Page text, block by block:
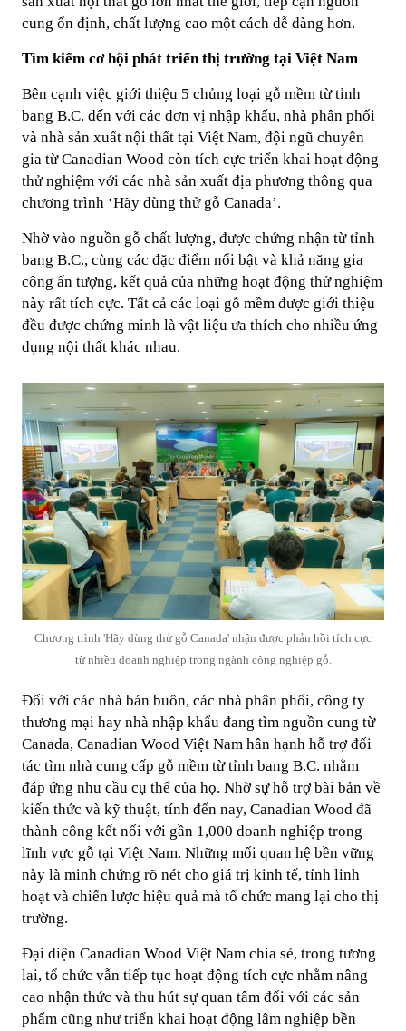
cung ổn định, chất lượng cao một cách dễ dàng hơn.
Tìm kiếm cơ hội phát triển thị trường tại Việt Nam
Bên cạnh việc giới thiệu 5 chủng loại gỗ mềm từ tỉnh
bang B.C. đến với các đơn vị nhập khẩu, nhà phân phối
và nhà sản xuất nội thất tại Việt Nam, đội ngũ chuyên
gia từ Canadian Wood còn tích cực triển khai hoạt động
thử nghiệm với các nhà sản xuất địa phương thông qua
chương trình ‘Hãy dùng thử gỗ Canada’.
Nhờ vào nguồn gỗ chất lượng, được chứng nhận từ tỉnh
bang B.C., cùng các đặc điểm nổi bật và khả năng gia
công ấn tượng, kết quả của những hoạt động thử nghiệm
này rất tích cực. Tất cả các loại gỗ mềm được giới thiệu
đều được chứng minh là vật liệu ưa thích cho nhiều ứng
dụng nội thất khác nhau.
Chương trình 'Hãy dùng thử gỗ Canada' nhận được phản hồi tích cực
từ nhiều doanh nghiệp trong ngành công nghiệp gỗ.
Đối với các nhà bán buôn, các nhà phân phối, công ty
thương mại hay nhà nhập khẩu đang tìm nguồn cung từ
Canada, Canadian Wood Việt Nam hân hạnh hỗ trợ đối
tác tìm nhà cung cấp gỗ mềm từ tỉnh bang B.C. nhằm
đáp ứng nhu cầu cụ thể của họ. Nhờ sự hỗ trợ bài bản về
kiến thức và kỹ thuật, tính đến nay, Canadian Wood đã
thành công kết nối với gần 1,000 doanh nghiệp trong
lĩnh vực gỗ tại Việt Nam. Những mối quan hệ bền vững
này là minh chứng rõ nét cho giá trị kinh tế, tính linh
hoạt và chiến lược hiệu quả mà tổ chức mang lại cho thị
trường.
Đại diện Canadian Wood Việt Nam chia sẻ, trong tương
lai, tổ chức vẫn tiếp tục hoạt động tích cực nhằm nâng
cao nhận thức và thu hút sự quan tâm đối với các sản
phẩm cũng như triển khai hoạt động lâm nghiệp bền